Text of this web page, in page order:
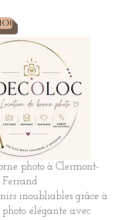
photo à Clermont-
Ferrand
inoubliables grâce à
élégante avec